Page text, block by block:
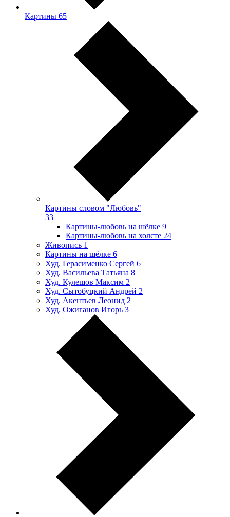
Картины 65
Картины словом "Любовь"
33
Картины-любовь на шёлке 9
Картины-любовь на холсте 24
Живопись 1
Картины на шёлке 6
Худ. Герасименко Сергей 6
Худ. Васильева Татьяна 8
Худ. Кулешов Максим 2
Худ. Сытобуцкий Андрей 2
Худ. Акентьев Леонид 2
Худ. Ожиганов Игорь 3